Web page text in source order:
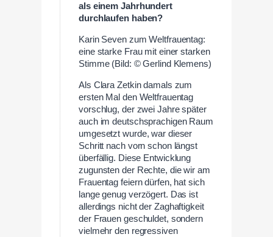
als einem Jahrhundert
durchlaufen haben?
Karin Seven zum Weltfrauentag:
eine starke Frau mit einer starken
Stimme (Bild: © Gerlind Klemens)
Als Clara Zetkin damals zum
ersten Mal den Weltfrauentag
vorschlug, der zwei Jahre später
auch im deutschsprachigen Raum
umgesetzt wurde, war dieser
Schritt nach vorn schon längst
überfällig. Diese Entwicklung
zugunsten der Rechte, die wir am
Frauentag feiern dürfen, hat sich
lange genug verzögert. Das ist
allerdings nicht der Zaghaftigkeit
der Frauen geschuldet, sondern
vielmehr den regressiven